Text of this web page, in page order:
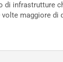
infrastrutture
maggiore di